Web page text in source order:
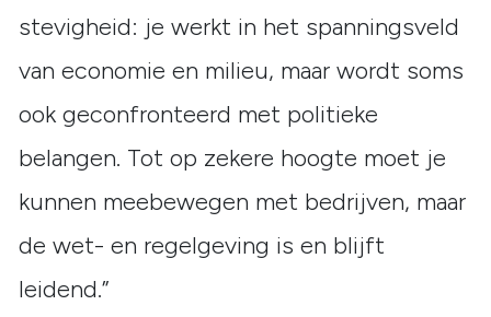
stevigheid: je werkt in het spanningsveld
van economie en milieu, maar wordt soms
ook geconfronteerd met politieke
belangen. Tot op zekere hoogte moet je
kunnen meebewegen met bedrijven, maar
de wet- en regelgeving is en blijft
leidend.”